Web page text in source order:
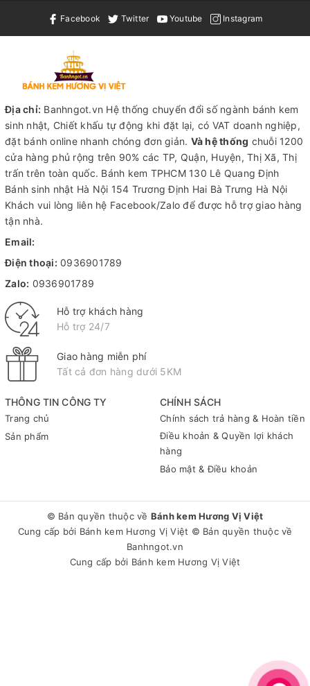
Facebook Twitter Youtube Instagram
THÔNG TIN CÔNG TY
Trang chủ
Sản phẩm
CHÍNH SÁCH
Chính sách trả hàng & Hoàn tiền
Điều khoản & Quyền lợi khách
hàng
Bảo mật & Điều khoản
Địa chỉ: Banhngot.vn Hệ thống chuyển đổi số ngành bánh kem
sinh nhật, Chiết khấu tự động khi đặt lại, có VAT doanh nghiệp,
đặt bánh online nhanh chóng đơn giản. Và hệ thống chuỗi 1200
cửa hàng phủ rộng trên 90% các TP, Quận, Huyện, Thị Xã, Thị
trấn trên toàn quốc. Bánh kem TPHCM130 Lê Quang Định
Bánh sinh nhật Hà Nội 154 Trương Định Hai Bà Trưng Hà Nội
Khách vui lòng liên hệ Facebook/Zalo để được hỗ trợ giao hàng
tận nhà.
Email:
Điện thoại: 0936901789
Zalo: 0936901789
Hỗ trợ khách hàng
Hỗ trợ 24/7
Giao hàng miễn phí
Tất cả đơn hàng dưới 5KM
© Bản quyền thuộc về Bánh kem Hương Vị Việt
Cung cấp bởi Bánh kem Hương Vị Việt © Bản quyền thuộc về
Banhngot.vn
Cung cấp bởi Bánh kem Hương Vị Việt